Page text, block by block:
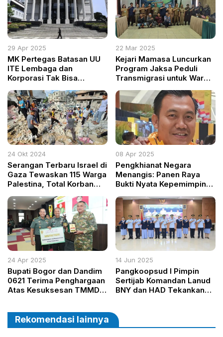
29 Apr 2025
MK Pertegas Batasan UU
ITE Lembaga dan
Korporasi Tak Bisa
Penghinaan
22 Mar 2025
Kejari Mamasa Luncurkan
Program Jaksa Peduli
Transmigrasi untuk Warga
24 Okt 2024
Serangan Terbaru Israel di
Gaza Tewaskan 115 Warga
Palestina, Total Korban
08 Apr 2025
Pengkhianat Negara
Menangis: Panen Raya
Bukti Nyata Kepemimpinan
24 Apr 2025
Bupati Bogor dan Dandim
0621 Terima Penghargaan
Atas Kesuksesan TMMD
14 Jun 2025
Pangkoopsud I Pimpin
Sertijab Komandan Lanud
BNY dan HAD Tekankan
Rekomendasi lainnya